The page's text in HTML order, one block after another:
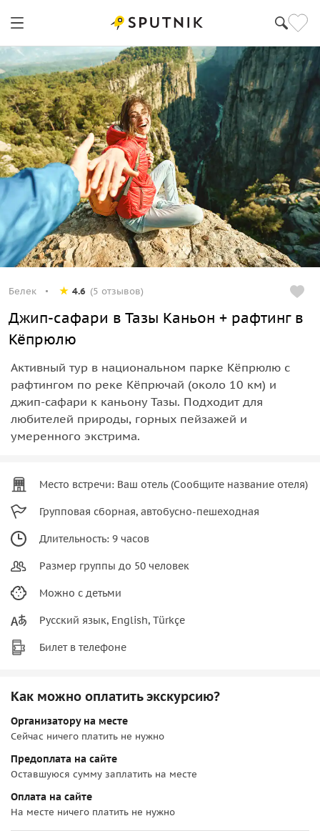
Белек 4.6 (5 отзывов)
Джип-сафари в Тазы Каньон + рафтинг в
Кёпрюлю
Активный тур в национальном парке Кёпрюлю с
рафтингом по реке Кёпрючай (около 10 км) и
джип-сафари к каньону Тазы. Подходит для
любителей природы, горных пейзажей и
умеренного экстрима.
Место встречи: Ваш отель (Сообщите название отеля)
Групповая сборная, автобусно-пешеходная
Длительность: 9 часов
Размер группы до 50 человек
Можно с детьми
Русский язык, English, Türkçe
Билет в телефоне
Как можно оплатить экскурсию?
Организатору на месте
Сейчас ничего платить не нужно
Предоплата на сайте
Оставшуюся сумму заплатить на месте
Оплата на сайте
На месте ничего платить не нужно